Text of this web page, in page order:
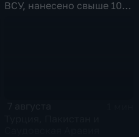
ВСУ, нанесено свыше 10